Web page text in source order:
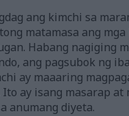
ang kimchi sa
matamasa ang
Habang nagiging
ang pagsubok ng
ay maaaring
Ito ay isang masarap at
anumang diyeta.